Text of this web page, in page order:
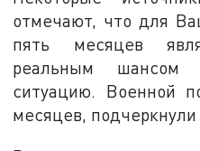
отмечают, что для
пять месяцев
реальным
ситуацию. Военной
месяцев, подчеркнули